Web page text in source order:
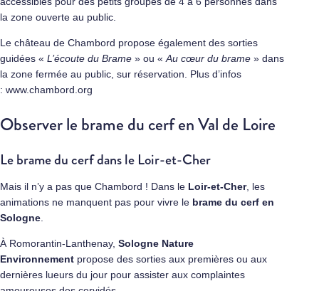
la zone ouverte au public.
Le château de Chambord propose également des sorties
guidées « L’écoute du Brame » ou « Au cœur du brame » dans
la zone fermée au public, sur réservation. Plus d’infos
: www.chambord.org
Observer le brame du cerf en Val de Loire
Le brame du cerf dans le Loir-et-Cher
Mais il n’y a pas que Chambord ! Dans le Loir-et-Cher, les
animations ne manquent pas pour vivre le brame du cerf en
Sologne
À Romorantin-Lanthenay, Sologne Nature
Environnement propose des sorties aux premières ou aux
dernières lueurs du jour pour assister aux complaintes